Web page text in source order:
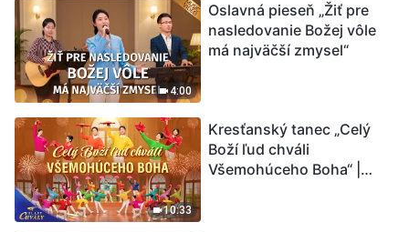
4:00
Oslavná pieseň „Žiť pre
nasledovanie Božej vôle
má najväčší zmysel“
10:33
Kresťanský tanec „Celý
Boží ľud chváli
Všemohúceho Boha“ |